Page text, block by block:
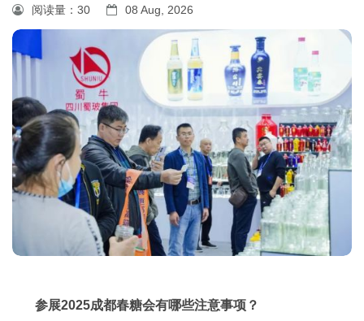
阅读量： 30 08 Aug, 2026
参展2025成都春糖会有哪些注意事项？